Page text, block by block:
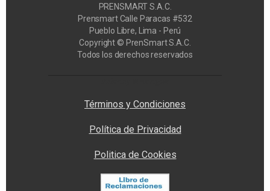
PRENSMART S.A.C.
Prensmart Calle Paracas #532
Pueblo Libre, Lima - Perú
Copyright © PrenSmart S.A.C.
Todos los derechos reservados
Términos y Condiciones
Política de Privacidad
Politica de Cookies